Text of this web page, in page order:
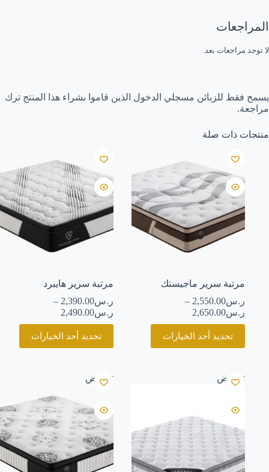
المراجعات
لا توجد مراجعات بعد.
يسمح فقط للزبائن مسجلي الدخول الذين قاموا بشراء هذا المنتج ترك
مراجعة.
منتجات ذات صلة
مرتبة سرير ماجيستك
ر.س2,550.00
–
ر.س2,650.00
تحديد أحد الخياراتالعديد
المختلفة
لهذا
يمكن
الخيارات
على
صفحة
المنتج
مرتبة سرير هايبرد
ر.س2,390.00
–
ر.س2,490.00
تحديد أحد الخياراتالعديد
المختلفة
لهذا
يمكن
اختيار
الخيارات
على
صفحة
المنتج
تخفيض تخفيض